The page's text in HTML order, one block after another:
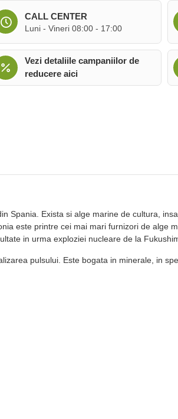
CALL CENTER
Luni - Vineri 08:00 - 17:00
Vezi detaliile campaniilor de
reducere aici
Spania. Exista si alge marine de cultura,
este printre cei mai mari furnizori de alge
in urma exploziei nucleare de la
pulsului. Este bogata in minerale, in